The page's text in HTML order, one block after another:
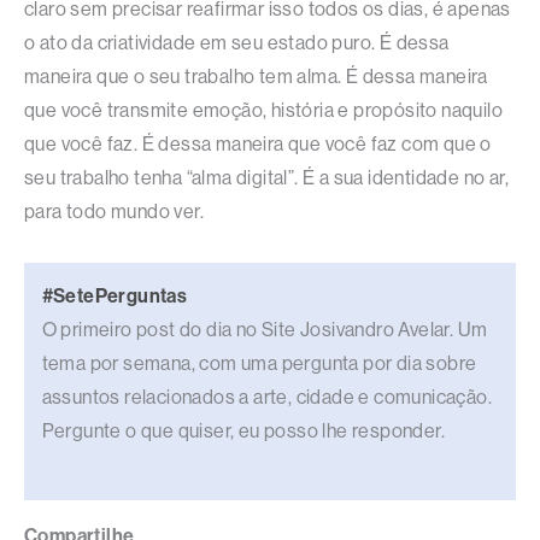
claro sem precisar reafirmar isso todos os dias, é apenas
o ato da criatividade em seu estado puro. É dessa
maneira que o seu trabalho tem alma. É dessa maneira
que você transmite emoção, história e propósito naquilo
que você faz. É dessa maneira que você faz com que o
seu trabalho tenha “alma digital”. É a sua identidade no ar,
para todo mundo ver.
#SetePerguntas
O primeiro post do dia no Site Josivandro Avelar. Um
tema por semana, com uma pergunta por dia sobre
assuntos relacionados a arte, cidade e comunicação.
Pergunte o que quiser, eu posso lhe responder.